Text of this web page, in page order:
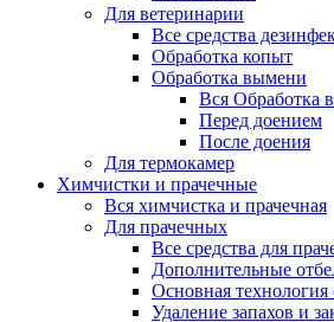
Для ветеринарии
Все средства
Обработка копыт
Обработка вымени
Вся Обработка
Перед доением
После доения
Для термокамер
Химчистки и прачечные
Вся химчистка и прачечная
Для прачечных
Все средства для
Дополнительные
Основная
Удаление запахов и